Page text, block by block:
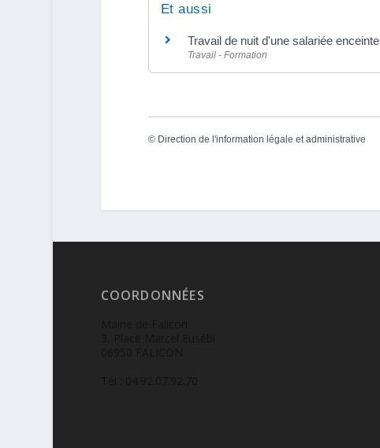
Et aussi
Travail de nuit d'une salariée enceinte
Travail - Formation
© Direction de l'information légale et administrative
COORDONNÉES